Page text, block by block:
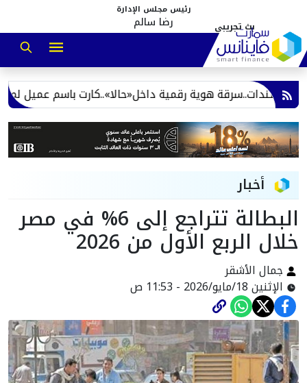
رئيس مجلس الإدارة
رضا سالم
هوية رقمية داخل«حالا»..كارت باسم عميل لم
أخبار
البطالة تتراجع إلى 6% في مصر
خلال الربع الأول من 2026
جمال الأشقر
الإثنين 18/مايو/2026 - 11:53 ص